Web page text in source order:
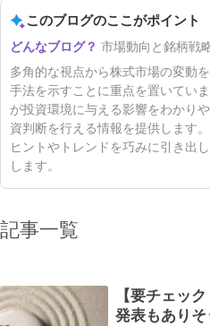
このブログのここがポイント
市場動向と銘柄戦
多角的な視点から株式市場の変動
手法を示すことに重点を置いてい
が投資環境に与える影響をわかり
資判断を行える情報を提供します
ヒントやトレンドを巧みに引き出
します。
記事一覧
【要チェッ
発表もあり